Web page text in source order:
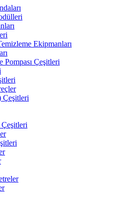
Ekipmanları
Pompası Çeşitleri
Çeşitleri